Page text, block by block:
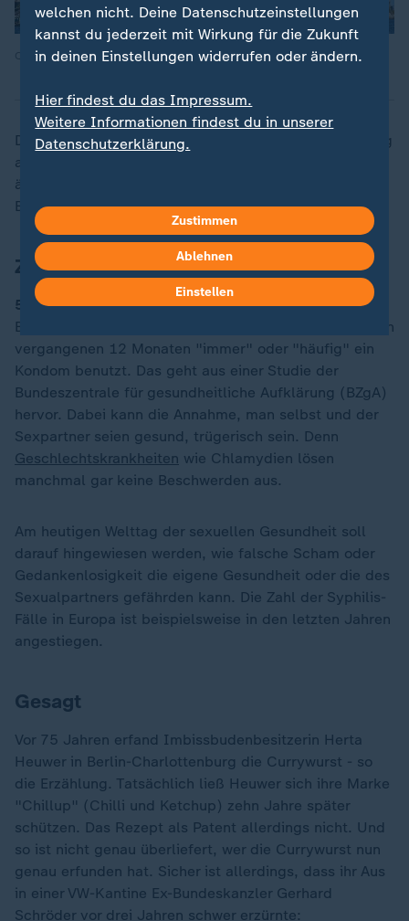
Quelle: ZDF
Durchschnittlich hat Hamburg die jüngste Bevölkerung
aller deutschen Bundesländer, Sachsen-Anhalt die
älteste. Die Zahlen hat das Bundesinstitut für
Bevölkerungsforschung erhoben.
Zahl des Tages
50 Prozentder Menschen, die nicht in einer festen
Beziehung sind, haben beim Geschlechtsverkehr in den
vergangenen 12 Monaten "immer" oder "häufig" ein
Kondom benutzt. Das geht aus einer Studie der
Bundeszentrale für gesundheitliche Aufklärung (BZgA)
hervor. Dabei kann die Annahme, man selbst und der
Sexpartner seien gesund, trügerisch sein. Denn
Geschlechtskrankheiten wie Chlamydien lösen
manchmal gar keine Beschwerden aus.
Am heutigen Welttag der sexuellen Gesundheit soll
darauf hingewiesen werden, wie falsche Scham oder
Gedankenlosigkeit die eigene Gesundheit oder die des
Sexualpartners gefährden kann. Die Zahl der Syphilis-
Fälle in Europa ist beispielsweise in den letzten Jahren
angestiegen.
Gesagt
Vor 75 Jahren erfand Imbissbudenbesitzerin Herta
Heuwer in Berlin-Charlottenburg die Currywurst - so
die Erzählung. Tatsächlich ließ Heuwer sich ihre Marke
"Chillup" (Chilli und Ketchup) zehn Jahre später
schützen. Das Rezept als Patent allerdings nicht. Und
so ist nicht genau überliefert, wer die Currywurst nun
genau erfunden hat. Sicher ist allerdings, dass ihr Aus
in einer VW-Kantine Ex-Bundeskanzler Gerhard
Schröder vor drei Jahren schwer erzürnte:
welchen nicht. Deine Datenschutzeinstellungen
kannst du jederzeit mit Wirkung für die Zukunft
in deinen Einstellungen widerrufen oder ändern.
Hier findest du das Impressum.
Weitere Informationen findest du in unserer
Datenschutzerklärung.
Zustimmen
Ablehnen
Einstellen